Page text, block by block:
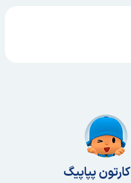
کارتون پپاپیگ